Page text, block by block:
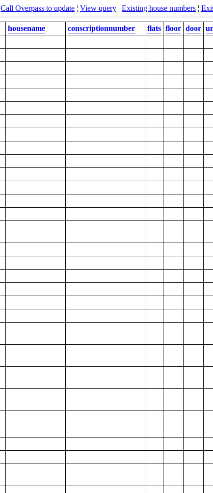
Call Overpass to update ¦ View query ¦ Existing house numbers ¦
housename conscriptionnumber flats floor door